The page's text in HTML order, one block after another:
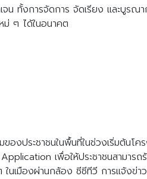
จน ทั้งการจัดการ จัดเรียง และบูรณ
ม่ ๆ ได้ในอนาคต
งประชาชนในพื้นที่ในช่วงเริ่มต้นโ
เพื่อให้ประชาชนสามาร
เมืองผ่านกล้อง ซีซีทีวี การแจ้งข่า